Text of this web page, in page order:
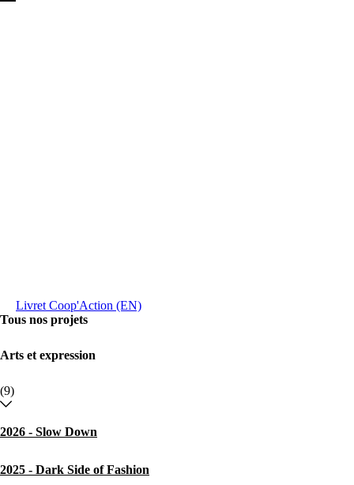
Livret Coop'Action (EN)
Tous nos projets
Arts et expression
(9)
2026 - Slow Down
2025 - Dark Side of Fashion